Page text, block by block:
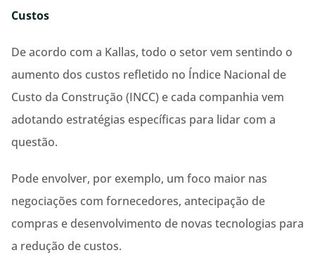
Custos
De acordo com a Kallas, todo o setor vem sentindo o
aumento dos custos refletido no Índice Nacional de
Custo da Construção (INCC) e cada companhia vem
adotando estratégias específicas para lidar com a
questão.
Pode envolver, por exemplo, um foco maior nas
negociações com fornecedores, antecipação de
compras e desenvolvimento de novas tecnologias para
a redução de custos.